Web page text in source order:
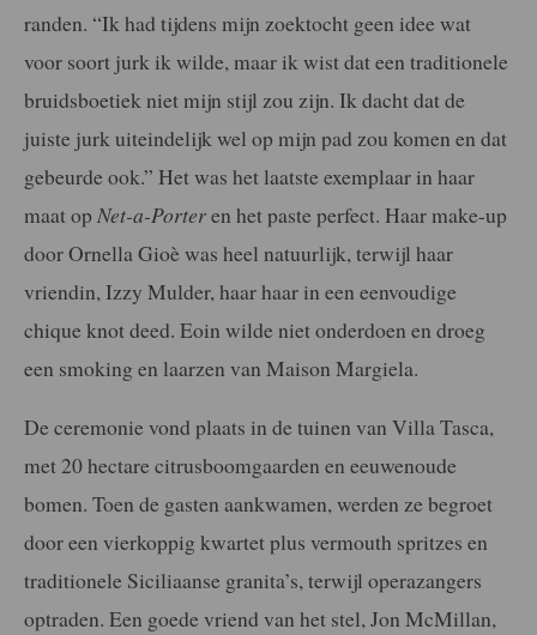
randen. “Ik had tijdens mijn zoektocht geen idee wat
voor soort jurk ik wilde, maar ik wist dat een traditionele
bruidsboetiek niet mijn stijl zou zijn. Ik dacht dat de
juiste jurk uiteindelijk wel op mijn pad zou komen en dat
gebeurde ook.” Het was het laatste exemplaar in haar
maat op Net-a-Porteren het paste perfect. Haar make-up
door Ornella Gioè was heel natuurlijk, terwijl haar
vriendin, Izzy Mulder, haar haar in een eenvoudige
chique knot deed. Eoin wilde niet onderdoen en droeg
een smoking en laarzen van Maison Margiela.
De ceremonie vond plaats in de tuinen van Villa Tasca,
met 20 hectare citrusboomgaarden en eeuwenoude
bomen. Toen de gasten aankwamen, werden ze begroet
door een vierkoppig kwartet plus vermouth spritzes en
traditionele Siciliaanse granita’s, terwijl operazangers
optraden. Een goede vriend van het stel, Jon McMillan,